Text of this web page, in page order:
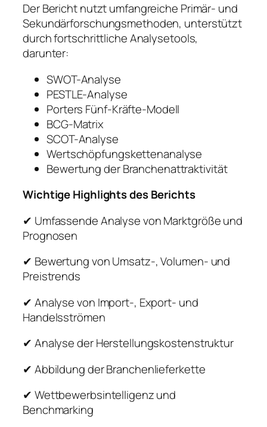
Der Bericht nutzt umfangreiche Primär- und
Sekundärforschungsmethoden, unterstützt
durch fortschrittliche Analysetools,
darunter:
SWOT-Analyse
PESTLE-Analyse
Porters Fünf-Kräfte-Modell
BCG-Matrix
SCOT-Analyse
Wertschöpfungskettenanalyse
Bewertung der Branchenattraktivität
Wichtige Highlights des Berichts
✔ Umfassende Analyse von Marktgröße und
Prognosen
✔ Bewertung von Umsatz-, Volumen- und
Preistrends
✔ Analyse von Import-, Export- und
Handelsströmen
✔ Analyse der Herstellungskostenstruktur
✔ Abbildung der Branchenlieferkette
✔ Wettbewerbsintelligenz und
Benchmarking